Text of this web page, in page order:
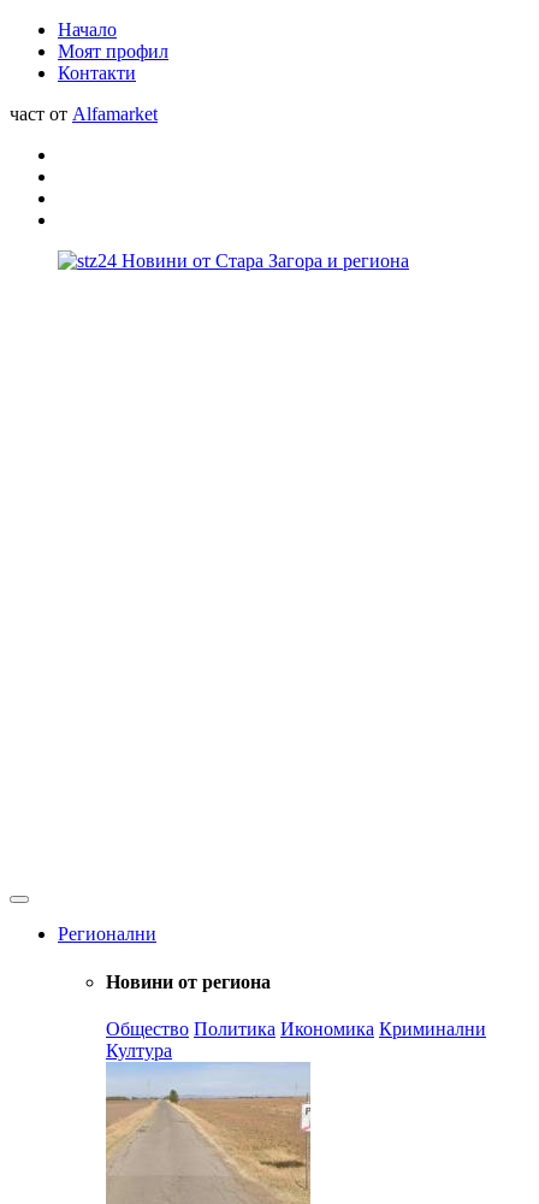
Начало
Моят профил
Контакти
част от Alfamarket
Регионални
Новини от региона
Общество Политика Икономика Криминални
Култура